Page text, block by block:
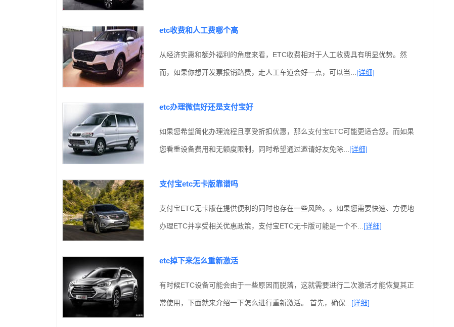
etc收费和人工费哪个高
从经济实惠和额外福利的角度来看，ETC收费相对于人工收费具有明显优势。然
而，如果你想开发票报销路费，走人工车道会好一点，可以当... [详细]
etc办理微信好还是支付宝好
如果您希望简化办理流程且享受折扣优惠，那么支付宝ETC可能更适合您。而如果
您看重设备费用和无额度限制，同时希望通过邀请好友免除... [详细]
支付宝etc无卡版靠谱吗
支付宝ETC无卡版在提供便利的同时也存在一些风险。。如果您需要快速、方便地
办理ETC并享受相关优惠政策，支付宝ETC无卡版可能是一个不... [详细]
etc掉下来怎么重新激活
有时候ETC设备可能会由于一些原因而脱落，这就需要进行二次激活才能恢复其正
常使用，下面就来介绍一下怎么进行重新激活。 首先，确保... [详细]